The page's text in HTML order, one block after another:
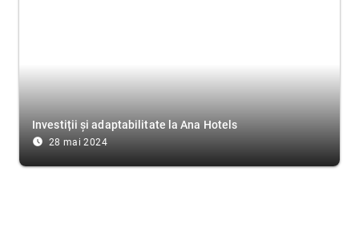
Investiții și adaptabilitate la Ana Hotels
access_time_filled 28 mai 2024